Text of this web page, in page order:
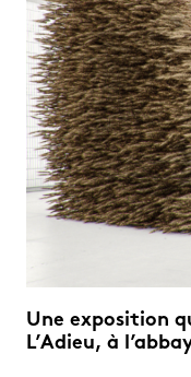
Une exposition
L’Adieu, à